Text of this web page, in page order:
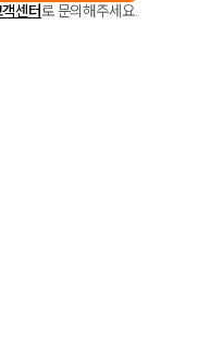
센터로 문의해주세요.